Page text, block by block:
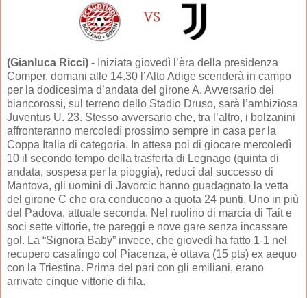
(Gianluca Ricci) - Iniziata giovedì l’èra della presidenza
Comper, domani alle 14.30 l’Alto Adige scenderà in campo
per la dodicesima d’andata del girone A. Avversario dei
biancorossi, sul terreno dello Stadio Druso, sarà l’ambiziosa
Juventus U. 23. Stesso avversario che, tra l’altro, i bolzanini
affronteranno mercoledì prossimo sempre in casa per la
Coppa Italia di categoria. In attesa poi di giocare mercoledì
10 il secondo tempo della trasferta di Legnago (quinta di
andata, sospesa per la pioggia), reduci dal successo di
Mantova, gli uomini di Javorcic hanno guadagnato la vetta
del girone C che ora conducono a quota 24 punti. Uno in più
del Padova, attuale seconda. Nel ruolino di marcia di Tait e
soci sette vittorie, tre pareggi e nove gare senza incassare
gol. La “Signora Baby” invece, che giovedì ha fatto 1-1 nel
recupero casalingo col Piacenza, è ottava (15 pts) ex aequo
con la Triestina. Prima del pari con gli emiliani, erano
arrivate cinque vittorie di fila.